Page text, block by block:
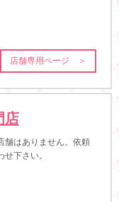
店舗専用ページ ＞
店
舗はありません。依頼
下さい。